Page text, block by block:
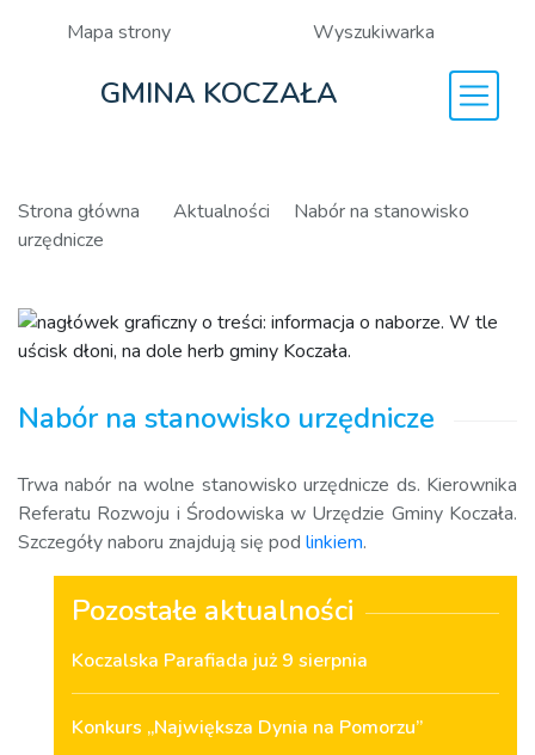
Mapa strony Wyszukiwarka
GMINA KOCZAŁA
Strona główna Aktualności
Nabór na stanowisko
urzędnicze
Nabór na stanowisko urzędnicze
Trwa nabór na wolne stanowisko urzędnicze ds. Kierownika
Referatu Rozwoju i Środowiska w Urzędzie Gminy Koczała.
Szczegóły naboru znajdują się pod linkiem.
Pozostałe aktualności
Koczalska Parafiada już 9 sierpnia
Konkurs „Największa Dynia na Pomorzu”